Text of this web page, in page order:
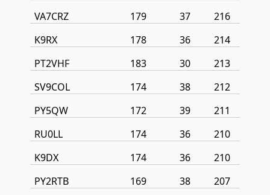
VA7CRZ
179 37
216
K9RX
178 36
214
PT2VHF
183 30
213
SV9COL
174 38
212
PY5QW
172 39
211
RU0LL
174 36
210
K9DX
174 36
210
PY2RTB
169 38
207